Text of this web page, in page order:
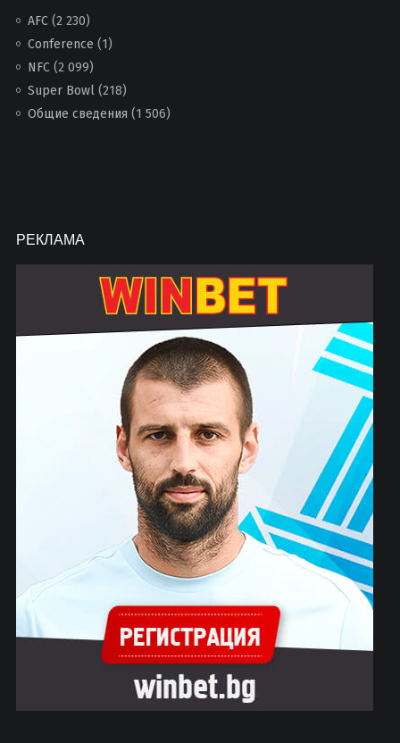
AFC(2 230)
Conference (1)
NFC(2 099)
Super Bowl(218)
Общие сведения (1 506)
РЕКЛАМА